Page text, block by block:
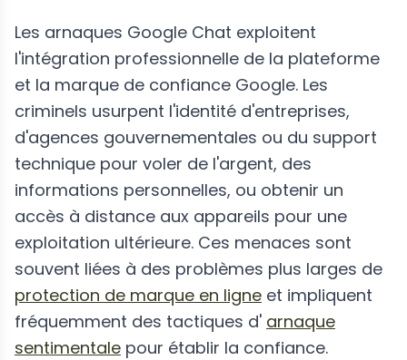
Les arnaques Google Chat exploitent
l'intégration professionnelle de la plateforme
et la marque de confiance Google. Les
criminels usurpent l'identité d'entreprises,
d'agences gouvernementales ou du support
technique pour voler de l'argent, des
informations personnelles, ou obtenir un
accès à distance aux appareils pour une
exploitation ultérieure. Ces menaces sont
souvent liées à des problèmes plus larges de
protection de marque en ligne et impliquent
fréquemment des tactiques d' arnaque
sentimentale pour établir la confiance.